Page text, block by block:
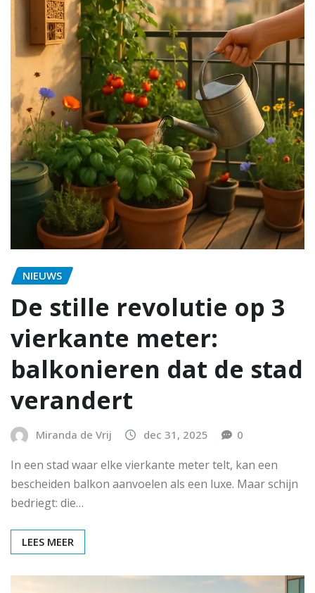
NIEUWS
De stille revolutie op 3
vierkante meter:
balkonieren dat de stad
verandert
Miranda de Vrij dec 31, 2025 0
In een stad waar elke vierkante meter telt, kan een
bescheiden balkon aanvoelen als een luxe. Maar schijn
bedriegt: die…
LEES MEER